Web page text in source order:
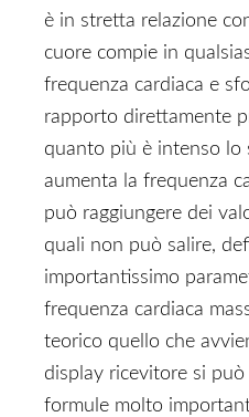
è in stretta relazione
cuore compie in
frequenza cardiaca e
rapporto direttamente
quanto più è intenso lo
aumenta la frequenza
può raggiungere dei
quali non può salire,
importantissimo
frequenza cardiaca
teorico quello che
display ricevitore si
formule molto